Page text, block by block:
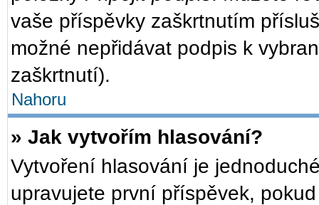
vaše příspěvky zaškrtnutím
možné nepřidávat podpis k
zaškrtnutí).
Nahoru
» Jak vytvořím hlasování?
Vytvoření hlasování je
upravujete první příspěvek,